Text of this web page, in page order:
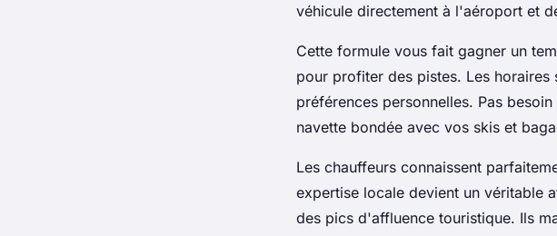
véhicule directement à l'aéroport et
Cette formule vous fait gagner un
pour profiter des pistes. Les
préférences personnelles. Pas
navette bondée avec vos skis et
Les chauffeurs connaissent
expertise locale devient un véritable
des pics d'affluence touristique. Ils